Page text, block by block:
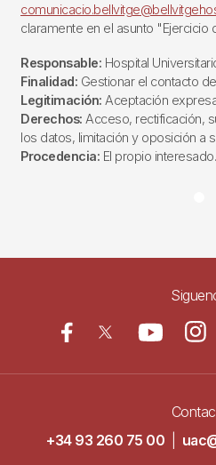
claramente en el asunto "Ejercicio
Responsable: Hospital
Finalidad: Gestionar el contacto
Legitimación: Aceptación
Derechos: Acceso, rectificación,
los datos, limitación y oposición a
Procedencia: El propio interesado.
+34 93 260 75 00